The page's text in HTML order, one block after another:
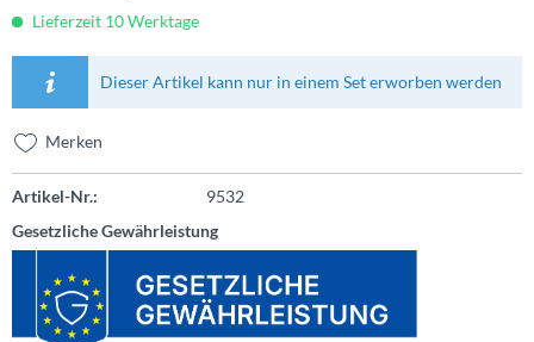
Lieferzeit 10 Werktage
Dieser Artikel kann nur in einem Set erworben werden
Merken
Artikel-Nr.:
9532
Gesetzliche Gewährleistung